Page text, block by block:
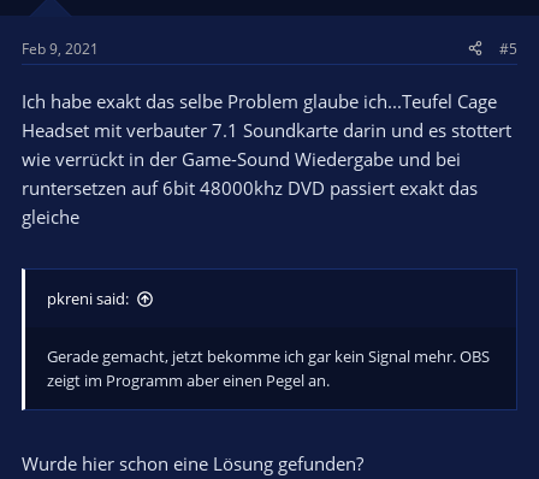
Feb 9, 2021 #5
Ich habe exakt das selbe Problem glaube ich...Teufel Cage
Headset mit verbauter 7.1 Soundkarte darin und es stottert
wie verrückt in der Game-Sound Wiedergabe und bei
runtersetzen auf 6bit 48000khz DVD passiert exakt das
gleiche
pkreni said:
Gerade gemacht, jetzt bekomme ich gar kein Signal mehr. OBS
zeigt im Programm aber einen Pegel an.
Wurde hier schon eine Lösung gefunden?